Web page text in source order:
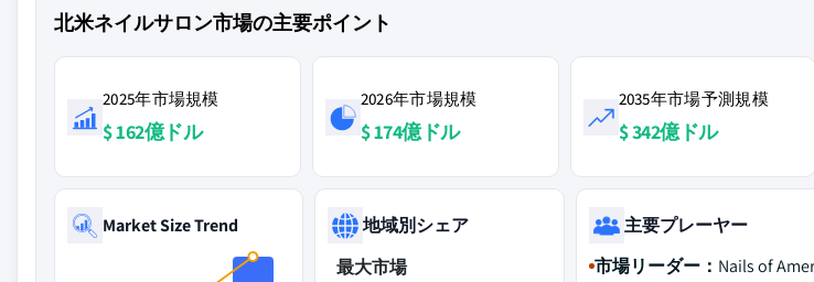
北米ネイルサロン市場の主要ポイント
2025年市場規模
$ 162億ドル
2026年市場規模
$ 174億ドル
2035年市場予測規模
$ 342億ドル
Market Size Trend
地域別シェア
最大市場
主要プレーヤー
市場リーダー： Nails of